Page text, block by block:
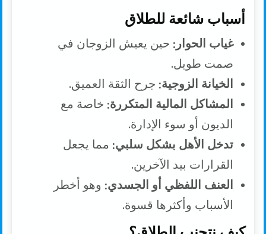
أسباب شائعة للطلاق
غياب الحوار: حين يعيش الزوجان في
صمت طويل.
الخيانة الزوجية: جرح الثقة العميق.
المشاكل المالية المتكررة: خاصة مع
الديون أو سوء الإدارة.
تدخل الأهل بشكل سلبي: مما يجعل
القرارات بيد الآخرين.
العنف اللفظي أو الجسدي: وهو أخطر
الأسباب وأكثرها قسوة.